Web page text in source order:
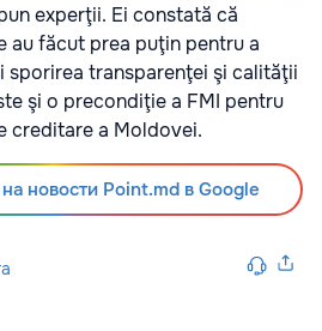
experţii. Ei constată că
au făcut prea puţin pentru a
sporirea transparenţei şi calităţii
şi o precondiţie a FMI pentru
creditare a Moldovei.
новости Point.md в Google